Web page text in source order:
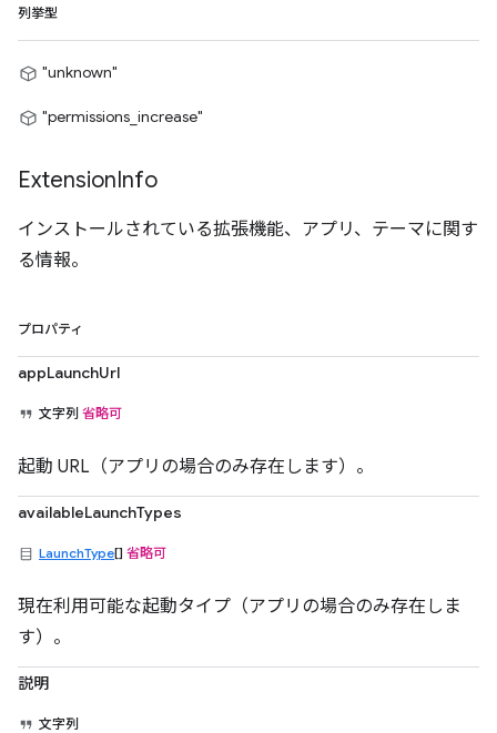
列挙型
"unknown"
"permissions_increase"
ExtensionInfo
インストールされている拡張機能、アプリ、テーマに関す
る情報。
プロパティ
appLaunchUrl
文字列 省略可
起動 URL（アプリの場合のみ存在します）。
availableLaunchTypes
LaunchType[] 省略可
現在利用可能な起動タイプ（アプリの場合のみ存在しま
す）。
説明
文字列